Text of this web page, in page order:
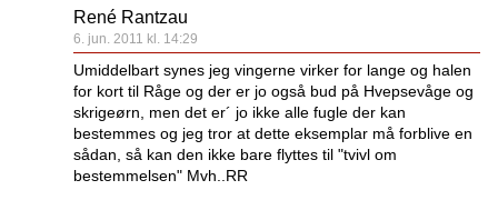
René Rantzau
6. jun. 2011 kl. 14:29
Umiddelbart synes jeg vingerne virker for lange og halen
for kort til Råge og der er jo også bud på Hvepsevåge og
skrigeørn, men det er´ jo ikke alle fugle der kan
bestemmes og jeg tror at dette eksemplar må forblive en
sådan, så kan den ikke bare flyttes til "tvivl om
bestemmelsen" Mvh..RR